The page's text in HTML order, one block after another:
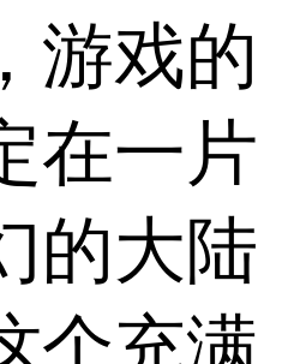
游戏的
在一片
的大陆
个充满